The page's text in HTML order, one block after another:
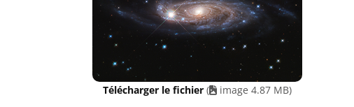
Télécharger le fichier ( image 4.87 MB)